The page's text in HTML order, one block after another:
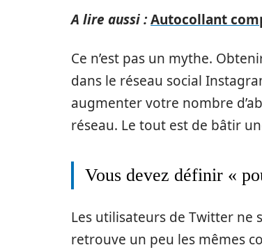
A lire aussi :Autocollant
Ce n’est pas un mythe.
dans le réseau social
augmenter votre nombre
réseau. Le tout est de bâtir
Vous devez définir «
Les utilisateurs de Twitter ne
retrouve un peu les mêmes